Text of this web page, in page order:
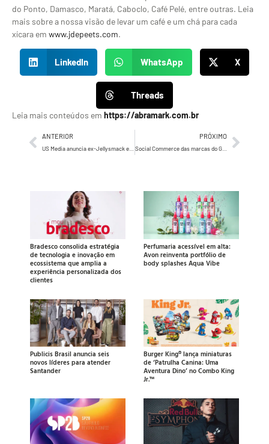
do Ponto, Damasco, Maratá, Caboclo, Café Pelé, entre outras. Leia
mais sobre a nossa visão de levar um café e um chá para cada
xícara em www.jdepeets.com.
LinkedIn WhatsApp X
Threads
Leia mais conteúdos em https://abramark.com.br
ANTERIOR
US Media anuncia ex-Jellysmack e Facebook como novo VP de Vendas no Brasil
PRÓXIMO
Social Commerce das marcas do Grupo SBF dispara com crescimento de quase 200% no último ano
Bradesco consolida estratégia
de tecnologia e inovação em
ecossistema que amplia a
experiência personalizada dos
clientes
Perfumaria acessível em alta:
Avon reinventa portfólio de
body splashes Aqua Vibe
Publicis Brasil anuncia seis
novos líderes para atender
Santander
Burger King® lança miniaturas
de ‘Patrulha Canina: Uma
Aventura Dino’ no Combo King
Jr.™